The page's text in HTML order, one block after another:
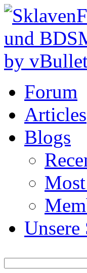
Forum
Articles
Blogs
Unsere